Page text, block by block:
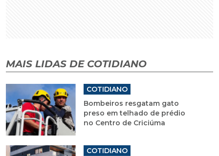
MAIS LIDAS DE COTIDIANO
COTIDIANO
Bombeiros resgatam gato
preso em telhado de prédio
no Centro de Criciúma
COTIDIANO